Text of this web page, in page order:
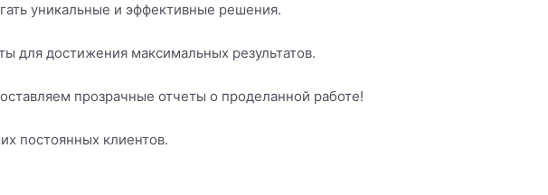
уникальные и эффективные решения.
для достижения максимальных результатов.
прозрачные отчеты о проделанной работе!
постоянных клиентов.